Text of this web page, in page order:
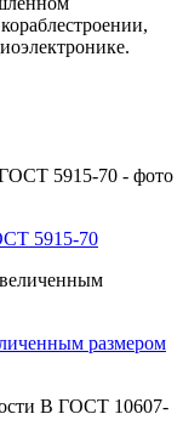
5915-70
размером